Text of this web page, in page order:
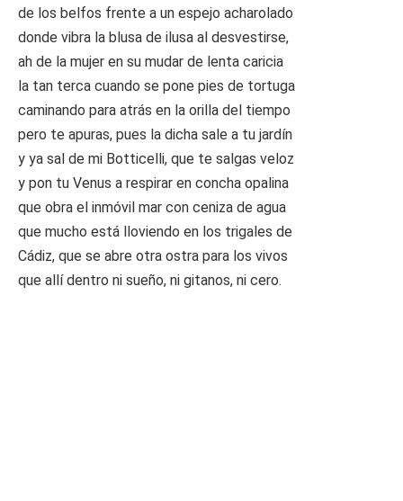
de los belfos frente a un espejo acharolado
donde vibra la blusa de ilusa al desvestirse,
ah de la mujer en su mudar de lenta caricia
la tan terca cuando se pone pies de tortuga
caminando para atrás en la orilla del tiempo
pero te apuras, pues la dicha sale a tu jardín
y ya sal de mi Botticelli, que te salgas veloz
y pon tu Venus a respirar en concha opalina
que obra el inmóvil mar con ceniza de agua
que mucho está lloviendo en los trigales de
Cádiz, que se abre otra ostra para los vivos
que allí dentro ni sueño, ni gitanos, ni cero.